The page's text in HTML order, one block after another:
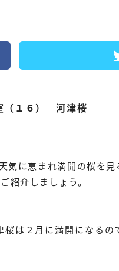
（１６） 河津桜
気に恵まれ満開の桜を見
紹介しましょう。
は２月に満開になるの